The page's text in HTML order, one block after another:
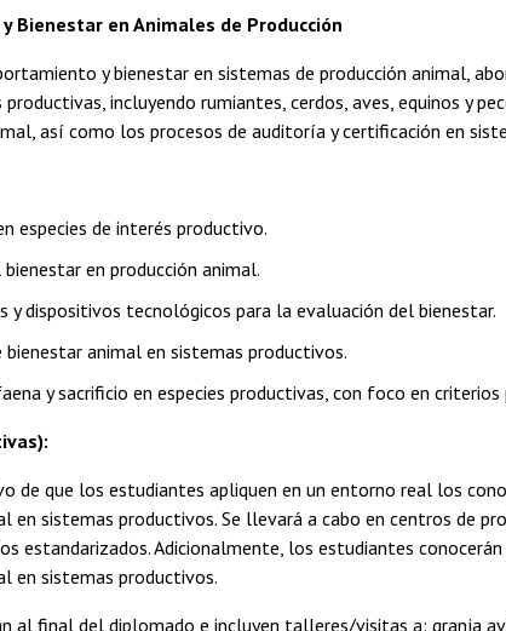
Bienestar en Animales de Producción
y bienestar en sistemas de producción animal,
incluyendo rumiantes, cerdos, aves, equinos y
así como los procesos de auditoría y certificación en
especies de interés productivo.
en producción animal.
y dispositivos tecnológicos para la evaluación del bienestar.
animal en sistemas productivos.
y sacrificio en especies productivas, con foco en
de que los estudiantes apliquen en un entorno real los
en sistemas productivos. Se llevará a cabo en centros de
estandarizados. Adicionalmente, los estudiantes
en sistemas productivos.
al final del diplomado e incluyen talleres/visitas a: granja